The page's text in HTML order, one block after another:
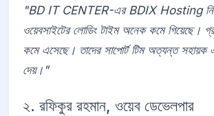
"BD IT CENTER-এর BDIX Hosting
ওয়েবসাইটের লোডিং টাইম অনেক কমে গিয়েছে।
কমে এসেছে। তাদের সাপোর্ট টিম অত্যন্ত সহায়ক
দেয়।"
২. রফিকুর রহমান, ওয়েব ডেভেলপার